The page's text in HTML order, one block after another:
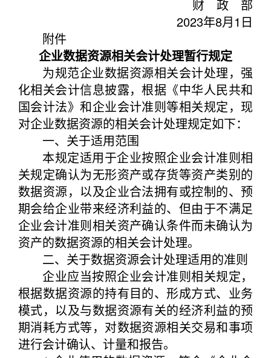
财 政 部
2023年8月1日
附件
企业数据资源相关会计处理暂行规定
为规范企业数据资源相关会计处理，强
化相关会计信息披露，根据《中华人民共和
国会计法》和企业会计准则等相关规定，现
对企业数据资源的相关会计处理规定如下：
一、关于适用范围
本规定适用于企业按照企业会计准则相
关规定确认为无形资产或存货等资产类别的
数据资源，以及企业合法拥有或控制的、预
期会给企业带来经济利益的、但由于不满足
企业会计准则相关资产确认条件而未确认为
资产的数据资源的相关会计处理。
二、关于数据资源会计处理适用的准则
企业应当按照企业会计准则相关规定，
根据数据资源的持有目的、形成方式、业务
模式，以及与数据资源有关的经济利益的预
期消耗方式等，对数据资源相关交易和事项
进行会计确认、计量和报告。